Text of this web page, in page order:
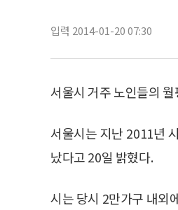
입력 2014-01-20 07:30
서울시 거주 노인들의
서울시는 지난 2011년
났다고 20일 밝혔다.
시는 당시 2만가구 내외